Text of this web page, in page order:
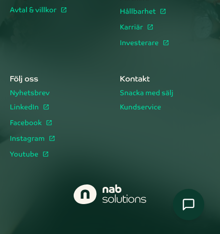
Avtal & villkor
Hållbarhet
Karriär
Investerare
Följ oss
Nyhetsbrev
LinkedIn
Facebook
Instagram
Youtube
Kontakt
Snacka med sälj
Kundservice